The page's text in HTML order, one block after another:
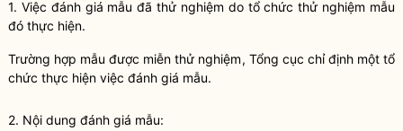
1. Việc đánh giá mẫu đã thử nghiệm do tổ chức thử nghiệm mẫu
đó thực hiện.
Trường hợp mẫu được miễn thử nghiệm, Tổng cục chỉ định một tổ
chức thực hiện việc đánh giá mẫu.
2. Nội dung đánh giá mẫu: